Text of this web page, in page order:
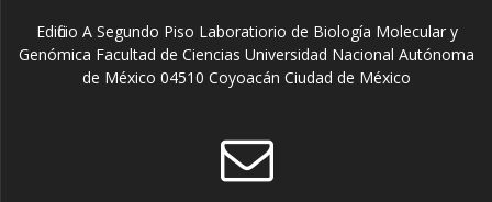
Edificio A Segundo Piso Laboratiorio de Biología Molecular y
Genómica Facultad de Ciencias Universidad Nacional Autónoma
de México 04510 Coyoacán Ciudad de México